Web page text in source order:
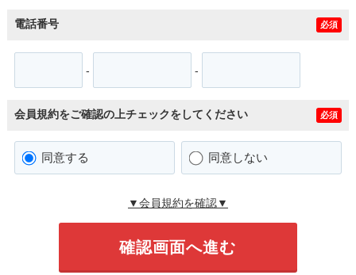
電話番号 必須
- -
会員規約をご確認の上チェックをしてください 必須
同意する 同意しない
▼会員規約を確認▼